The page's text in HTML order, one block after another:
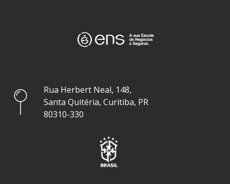
Rua Herbert Neal, 148,
Santa Quitéria, Curitiba, PR
80310-330